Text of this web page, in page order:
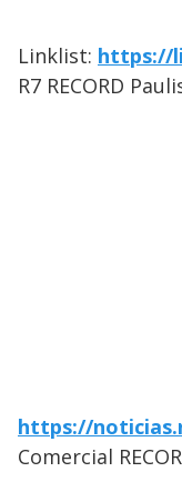
Linklist: https://
R7 RECORD
https://
Comercial